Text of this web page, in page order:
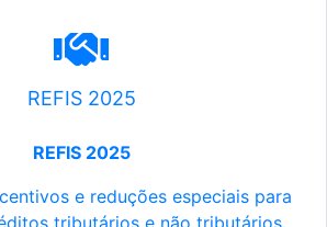
REFIS 2025
REFIS 2025
e reduções especiais para